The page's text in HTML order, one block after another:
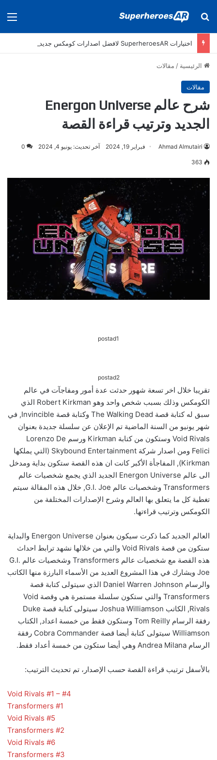
بحث عن
الرئيسية / مقالات
مقالات
شرح عالم Energon Universe
الجديد وترتيب قراءة القصة
Ahmad Almutairi فبراير 19, 2024 آخر تحديث: يونيو 4, 2024 0
363
postad1
postad2
تقريبا خلال اخر تسعة شهور حدثت عدة أمور ومفاجآت في عالم
الكومكس وذلك بسبب شخص واحد وهو Robert Kirkman الذي
سبق له كتابة قصة The Walking Dead وكتابة قصة Invincible, في
شهر يونيو من السنة الماضية تم الإعلان عن سلسلة جديدة بعنوان
Void Rivals وستكون من كتابة Kirkman ورسم Lorenzo De
Felici ومن اصدار شركة Skybound Entertainment (التي يملكها
Kirkman), المفاجأة الأكبر كانت ان هذه القصة ستكون بداية ومدخل
الى عالم Energon Universe الجديد الذي يجمع شخصيات عالم
Transformers وشخصيات عالم G.I. Joe, خلال هذه المقالة سيتم
تغطية كل ما يتعلق بها العالم وشرح الإصدارات المختلفة من
الكومكس وترتيب قراءتها.
العالم الجديد كما ذكرت سيكون بعنوان Energon Universe والبداية
ستكون من قصة Void Rivals والتي من خلالها نشهد ترابط احداث
هذه القصة مع شخصيات عالم Transformers وشخصيات عالم G.I.
Joe ويشارك في هذا المشروع العديد من الأسماء البارزة منها الكاتب
والرسام Daniel Warren Johnson الذي سيتولى كتابة قصة
Transformers والتي ستكون سلسلة مستمرة هي وقصة Void
Rivals, الكاتب Joshua Williamson سيتولى كتابة قصة Duke
رفقة الرسام Tom Reilly وستكون فقط من خمسة اعداد, الكتاب
Williamson سيتولى كتابة أيضا قصة Cobra Commander رفقة
الرسام Andrea Milana وهي أيضا ستكون من خمسة أعداد فقط.
بالأسفل ترتيب قراءة القصة حسب الإصدار، تم تحديث الترتيب:
Void Rivals #1 – #4
Transformers #1
Void Rivals #5
Transformers #2
Void Rivals #6
Transformers #3